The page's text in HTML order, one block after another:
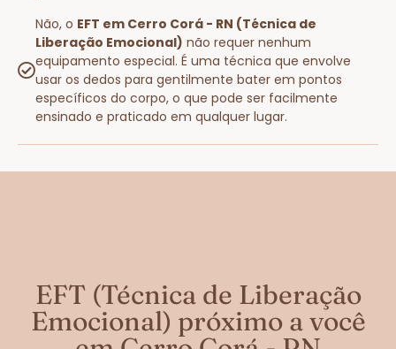
Não, o EFT em Cerro Corá - RN (Técnica de
Liberação Emocional) não requer nenhum
equipamento especial. É uma técnica que envolve
usar os dedos para gentilmente bater em pontos
específicos do corpo, o que pode ser facilmente
ensinado e praticado em qualquer lugar.
EFT (Técnica de Liberação
Emocional) próximo a você